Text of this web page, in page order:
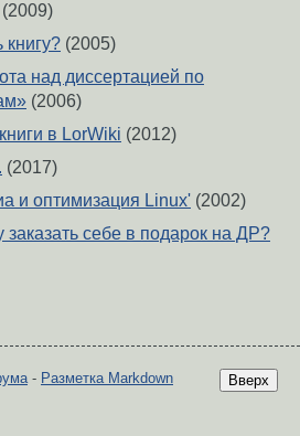
(2009)
книгу? (2005)
над диссертацией по
(2006)
в LorWiki (2012)
(2017)
и оптимизация Linux' (2002)
заказать себе в подарок на ДР?
Вверх
- Разметка Markdown